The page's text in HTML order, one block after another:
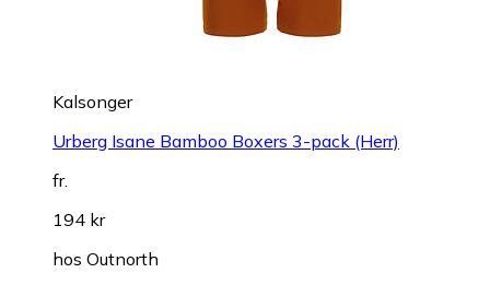
Kalsonger
Urberg Isane Bamboo Boxers 3-pack (Herr)
fr.
194 kr
hos Outnorth